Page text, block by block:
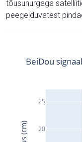
tõusunurgaga
peegelduvatest
20
25
BeiDou